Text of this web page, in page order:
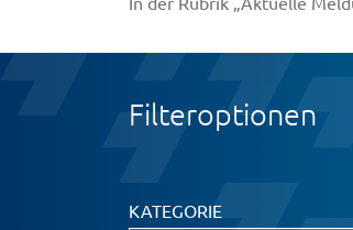
Filteroptionen
KATEGORIE